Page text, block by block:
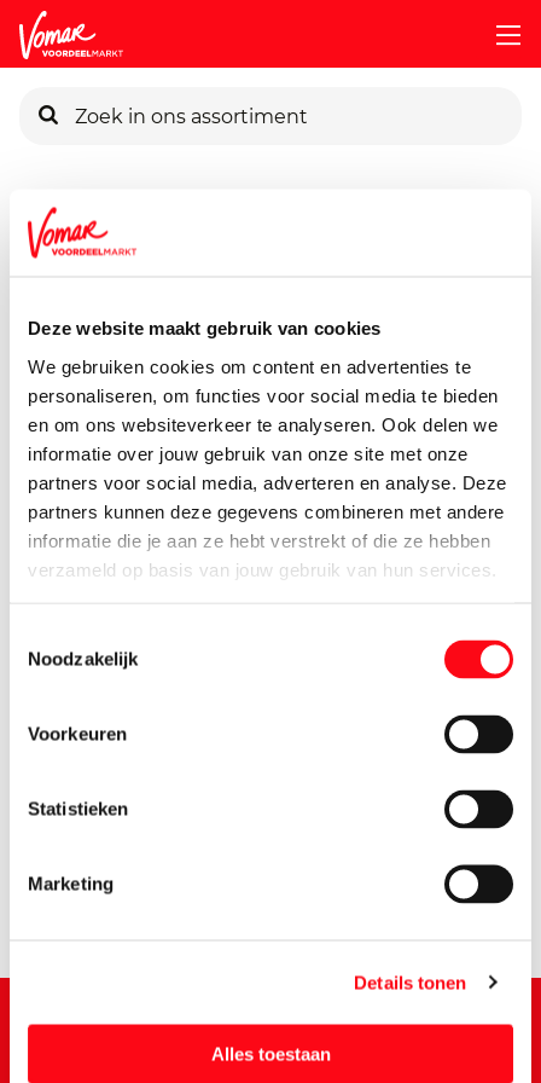
Deze website maakt gebruik van cookies
We gebruiken cookies om content en advertenties te
personaliseren, om functies voor social media te bieden
en om ons websiteverkeer te analyseren. Ook delen we
informatie over jouw gebruik van onze site met onze
partners voor social media, adverteren en analyse. Deze
partners kunnen deze gegevens combineren met andere
informatie die je aan ze hebt verstrekt of die ze hebben
verzameld op basis van jouw gebruik van hun services.
Noodzakelijk
Voorkeuren
Statistieken
Marketing
Details tonen
Alles toestaan
Pincode vergeten
Persoonlijk KIK-account
Assortiment
600 gram
1.69